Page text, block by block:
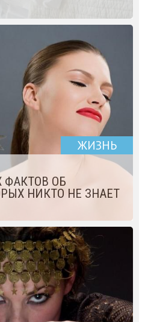
ЖИЗНЬ
ОБ
НИКТО НЕ ЗНАЕТ